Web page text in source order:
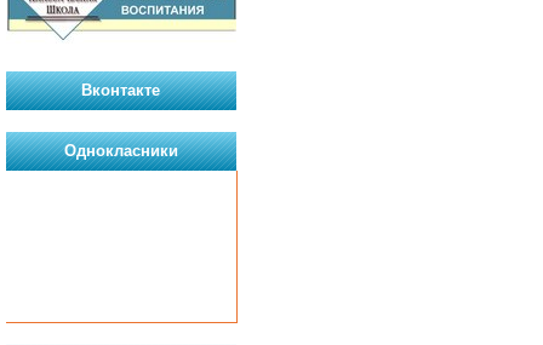
Вконтакте
Однокласники